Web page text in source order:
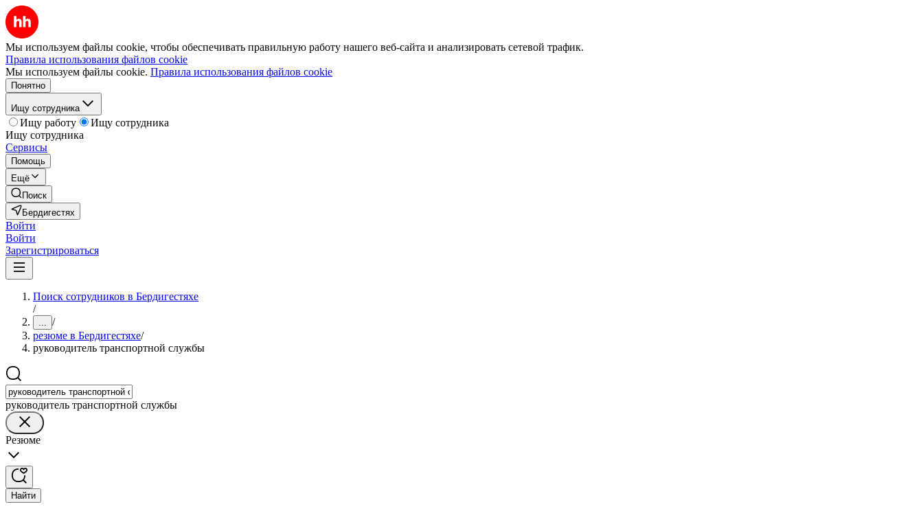
Мы используем файлы cookie, чтобы обеспечивать правильную работу нашего веб-сайта и анализировать сетевой трафик.
Правила использования файлов cookie
Мы используем файлы cookie. Правила использования файлов cookie
Понятно
Ищу сотрудника
Ищу работу
Ищу сотрудника
Ищу сотрудника
Сервисы
Помощь
Ещё
Поиск
Бердигестях
Войти
Войти
Зарегистрироваться
Поиск сотрудников в Бердигестяхе
/
... /
резюме в Бердигестяхе/
руководитель транспортной службы
руководитель транспортной службы
Резюме
Найти